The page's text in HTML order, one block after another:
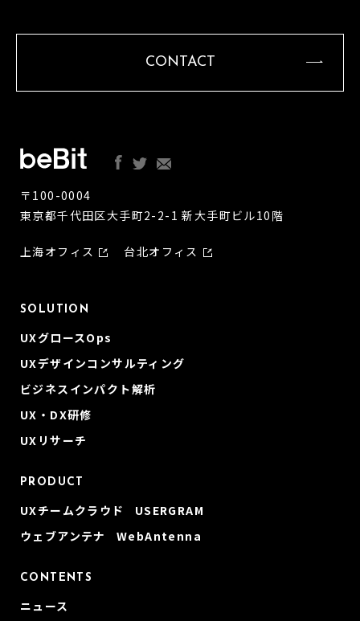
CONTACT
〒100-0004
東京都千代田区大手町2-2-1 新大手町ビル10階
上海オフィス 台北オフィス
SOLUTION
UXグロースOps
UXデザインコンサルティング
ビジネスインパクト解析
UX・DX研修
UXリサーチ
PRODUCT
UXチームクラウド USERGRAM
ウェブアンテナ WebAntenna
CONTENTS
ニュース